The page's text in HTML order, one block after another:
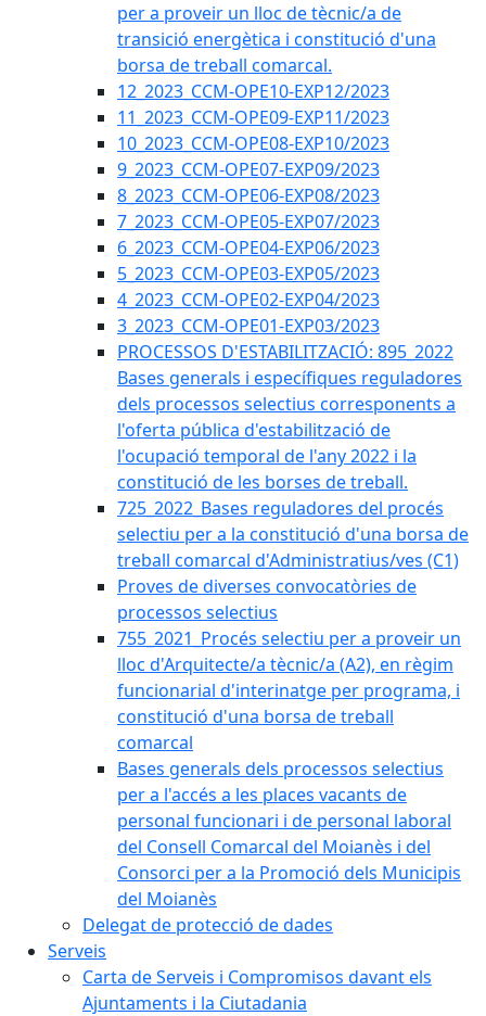
per a proveir un lloc de tècnic/a de
transició energètica i constitució d'una
borsa de treball comarcal.
12_2023_CCM-OPE10-EXP12/2023
11_2023_CCM-OPE09-EXP11/2023
10_2023_CCM-OPE08-EXP10/2023
9_2023_CCM-OPE07-EXP09/2023
8_2023_CCM-OPE06-EXP08/2023
7_2023_CCM-OPE05-EXP07/2023
6_2023_CCM-OPE04-EXP06/2023
5_2023_CCM-OPE03-EXP05/2023
4_2023_CCM-OPE02-EXP04/2023
3_2023_CCM-OPE01-EXP03/2023
PROCESSOS D'ESTABILITZACIÓ: 895_2022
Bases generals i específiques reguladores
dels processos selectius corresponents a
l'oferta pública d'estabilització de
l'ocupació temporal de l'any 2022 i la
constitució de les borses de treball.
725_2022_Bases reguladores del procés
selectiu per a la constitució d'una borsa de
treball comarcal d'Administratius/ves (C1)
Proves de diverses convocatòries de
processos selectius
755_2021_Procés selectiu per a proveir un
lloc d'Arquitecte/a tècnic/a (A2), en règim
funcionarial d'interinatge per programa, i
constitució d'una borsa de treball
comarcal
Bases generals dels processos selectius
per a l'accés a les places vacants de
personal funcionari i de personal laboral
del Consell Comarcal del Moianès i del
Consorci per a la Promoció dels Municipis
del Moianès
Delegat de protecció de dades
Serveis
Carta de Serveis i Compromisos davant els
Ajuntaments i la Ciutadania